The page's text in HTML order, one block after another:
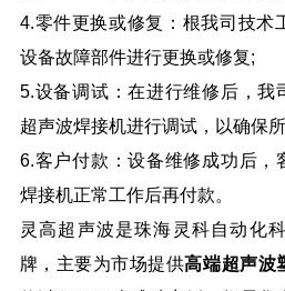
4.零件更换或修复：根我司技术
设备故障部件进行更换或修复;
5.设备调试：在进行维修后，我
超声波焊接机进行调试，以确保
6.客户付款：设备维修成功后，
焊接机正常工作后再付款。
灵高超声波是珠海灵科自动化
牌，主要为市场提供高端超声波